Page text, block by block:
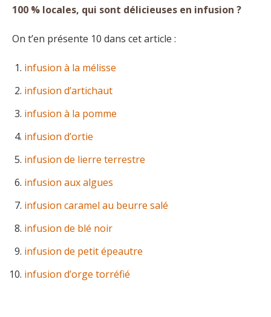
100 % locales, qui sont délicieuses en infusion ?
On t’en présente 10 dans cet article :
infusion à la mélisse
infusion d’artichaut
infusion à la pomme
infusion d’ortie
infusion de lierre terrestre
infusion aux algues
infusion caramel au beurre salé
infusion de blé noir
infusion de petit épeautre
infusion d’orge torréfié